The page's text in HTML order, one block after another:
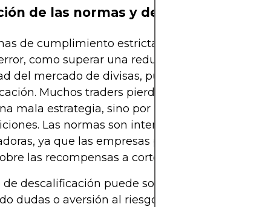
de las normas y descalificación
de cumplimiento estrictas pueden ser
como superar una reducción o calcular mal
del mercado de divisas, puede llevar a la
Muchos traders pierden su estatus de
mala estrategia, sino por no seguir la letra
Las normas son intencionadamente
ya que las empresas priorizan la
las recompensas a corto plazo.
de descalificación puede socavar la psicología
dudas o aversión al riesgo que impactan